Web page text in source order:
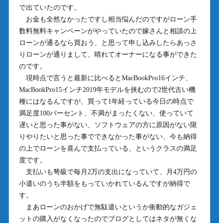
で出ていたのです。
お金も全然なかったですし相当悩んだのですがローン手
数料無料キャンペーンがやっていたので嫁さんと相談の上
ローンが通るなら買おう、と思って申し込みしたらあっさ
りローンが通りまして、晴れてオーナーになる事ができた
のです。
現時点で言うと最新に比べるとMacBookPro16インチ、
MacBookPro15インチ2019年モデルを挟むので2世代古い機
種にはなるんですが、買って1年経っている今日の時点で
満足度100パーセント、不満がまったくない、使っていて
遅いと思った事がない、ソフトウェアの方に原因がない限
りやりたいと思った事でできなかった事がない、今も納得
の上でローンを喜んで支払っている、というクラスの満足
度です。
支払いも弩級で毎月2万の支出になっていて、月4万円の
小遣いのうち半額をもっていかれているんですが納得で
す。
まあローンのおかげで無駄遣いというか衝動的なガジェ
ットの購入がなくなったのでブログとしてはネタが無くな